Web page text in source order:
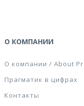
О КОМПАНИИ
О компании / About
Прагматик в цифрах
Контакты